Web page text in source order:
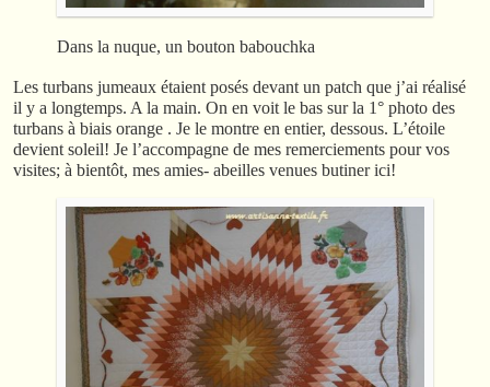
Dans la nuque, un bouton babouchka
Les turbans jumeaux étaient posés devant un patch que j’ai réalisé
il y a longtemps. A la main. On en voit le bas sur la 1° photo des
turbans à biais orange . Je le montre en entier, dessous. L’étoile
devient soleil! Je l’accompagne de mes remerciements pour vos
visites; à bientôt, mes amies- abeilles venues butiner ici!